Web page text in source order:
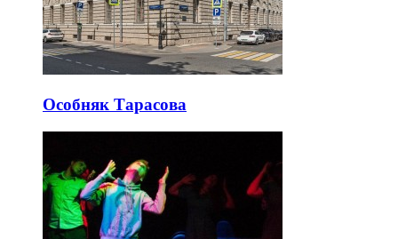
Особняк Тарасова